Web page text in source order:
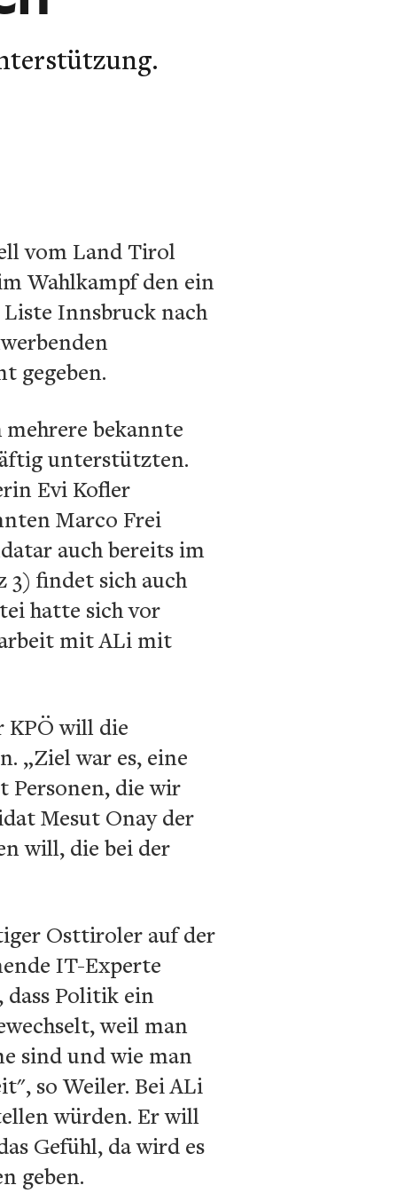
vom Land Tirol
Wahlkampf den ein
Innsbruck nach
gegeben.
bekannte
unterstützten.
Evi Kofler
Marco Frei
auch bereits im
findet sich auch
hatte sich vor
mit ALi mit
will die
„Ziel war es, eine
Personen, die wir
Mesut Onay der
will, die bei der
Osttiroler auf der
IT-Experte
dass Politik ein
weil man
sind und wie man
so Weiler. Bei ALi
würden. Er will
Gefühl, da wird es
geben.